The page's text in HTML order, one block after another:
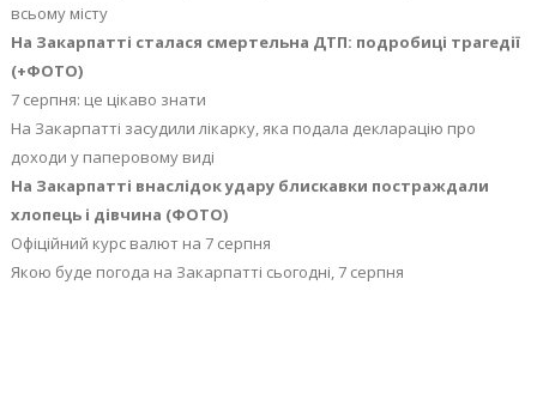
всьому місту
На Закарпатті сталася смертельна ДТП: подробиці трагедії
(+ФОТО)
7 серпня: це цікаво знати
На Закарпатті засудили лікарку, яка подала декларацію про
доходи у паперовому виді
На Закарпатті внаслідок удару блискавки постраждали
хлопець і дівчина (ФОТО)
Офіційний курс валют на 7 серпня
Якою буде погода на Закарпатті сьогодні, 7 серпня